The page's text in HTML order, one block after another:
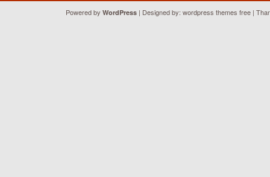
Powered by WordPress | Designed by: wordpress themes free |